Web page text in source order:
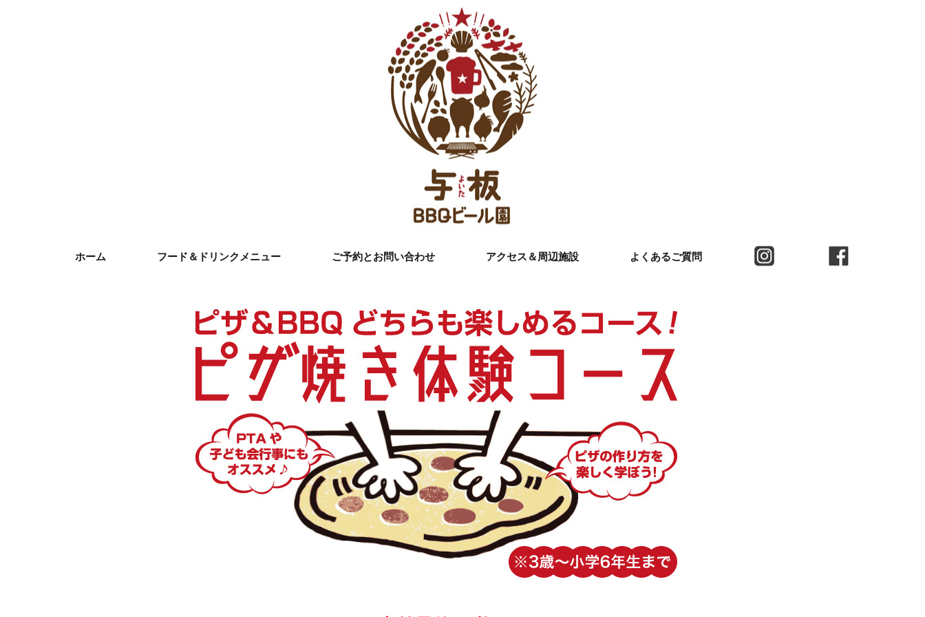
ホーム フード＆ドリンクメニュー ご予約とお問い合わせ アクセス＆周辺施設 よくあるご質問